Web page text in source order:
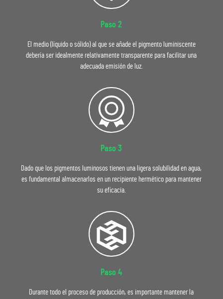
Paso 2
El medio (líquido o sólido) al que se añade el pigmento luminiscente
debería ser idealmente relativamente transparente para facilitar una
adecuada emisión de luz.
Paso 3
Dado que los pigmentos luminosos tienen una ligera solubilidad en agua,
es fundamental almacenarlos en un recipiente hermético para mantener
su eficacia.
Paso 4
Durante todo el proceso de producción, es importante mantener la